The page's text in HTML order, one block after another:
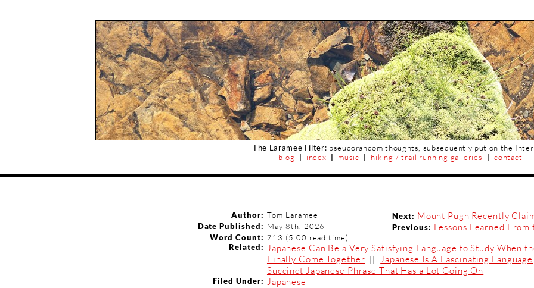
The Laramee Filter: pseudorandom thoughts, subsequently put on the
blog
index music hiking / trail running galleries contact
Author: Tom Laramee Next: Mount Pugh Recently
Date Published: May 8th, 2026 Previous: Lessons Learned From
Word Count: 713 (5:00 read time)
Related:
Japanese Can Be a Very Satisfying Language to Study When
Finally Come Together || Japanese Is A Fascinating Language
Succinct Japanese Phrase That Has a Lot Going On
Filed Under: Japanese